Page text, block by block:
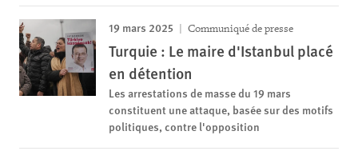
19 mars 2025 Communiqué de presse
Turquie : Le maire d'Istanbul placé
en détention
Les arrestations de masse du 19 mars
constituent une attaque, basée sur des motifs
politiques, contre l'opposition